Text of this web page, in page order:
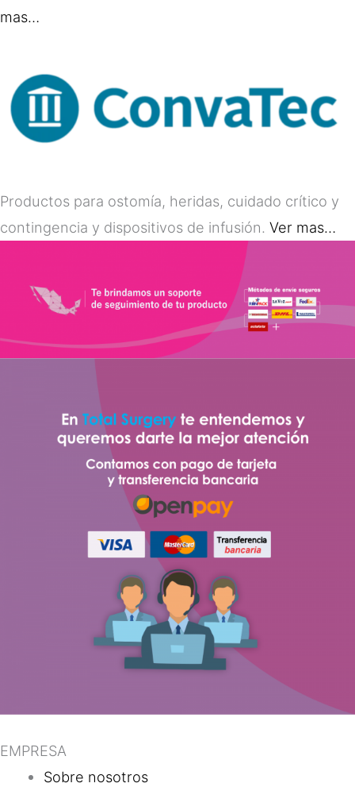
mas…
Productos para ostomía, heridas, cuidado crítico y
contingencia y dispositivos de infusión. Ver mas…
EMPRESA
Sobre nosotros